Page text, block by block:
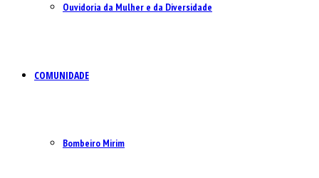
Ouvidoria da Mulher e da Diversidade
COMUNIDADE
Bombeiro Mirim